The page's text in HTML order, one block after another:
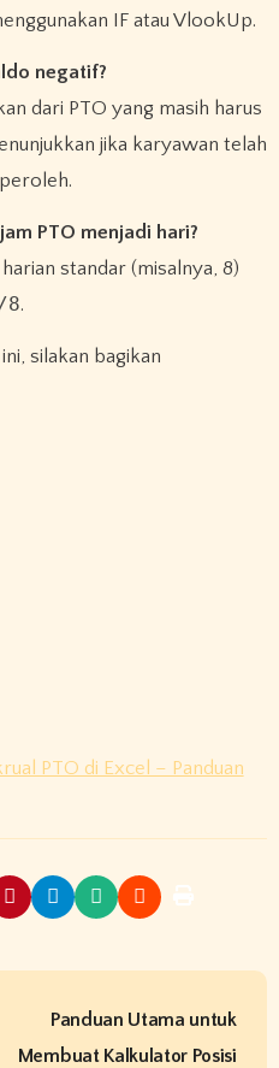
IF atau VlookUp.
negatif?
dari PTO yang masih harus
jika karyawan telah
PTO menjadi hari?
standar (misalnya, 8)
8.
silakan bagikan
PTO di Excel – Panduan
Panduan Utama untuk
Membuat Kalkulator Posisi